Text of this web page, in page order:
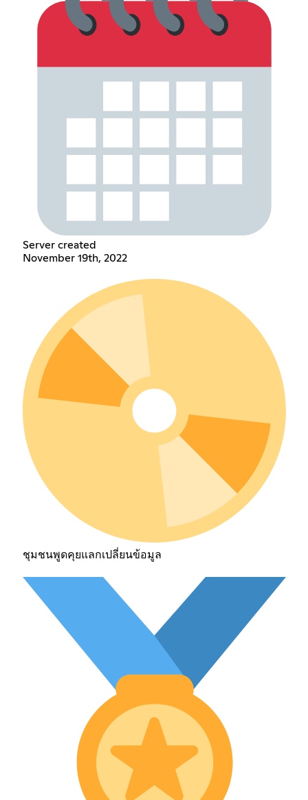
Server created
November 19th, 2022
ชุมชนพูดคุยแลกเปลี่ยนข้อมูล